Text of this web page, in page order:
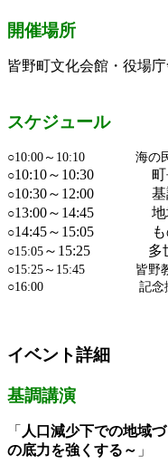
開催場所
皆野町文化会館・役場庁
スケジュール
○10:00～10:10 海の民
○10:10～10:30 町長
○10:30～12:00 基
○13:00～14:45 地域
○14:45～15:05 もの
○15:05 ～15:25 多世
○15:25～15:45 皆野教
○16:00 記念撮影
イベント詳細
基調講演
「 人口減少下での地域
の底力を強くする～ 」